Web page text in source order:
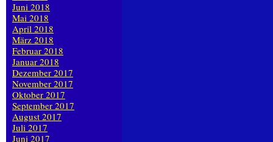
Juni 2018
Mai 2018
April 2018
März 2018
Februar 2018
Januar 2018
Dezember 2017
November 2017
Oktober 2017
September 2017
August 2017
Juli 2017
Juni 2017